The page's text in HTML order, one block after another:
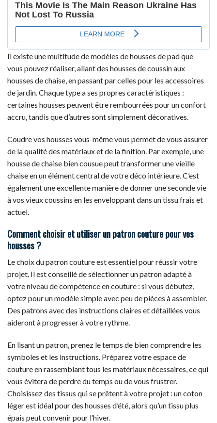
Il existe une multitude de modèles de housses de pad que
vous pouvez réaliser, allant des housses de coussin aux
housses de chaise, en passant par celles pour les accessoires
de jardin. Chaque type a ses propres caractéristiques :
certaines housses peuvent être rembourrées pour un confort
accru, tandis que d’autres sont simplement décoratives.
Coudre vos housses vous-même vous permet de vous assurer
de la qualité des matériaux et de la finition. Par exemple, une
housse de chaise bien cousue peut transformer une vieille
chaise en un élément central de votre déco intérieure. C’est
également une excellente manière de donner une seconde vie
à vos vieux coussins en les enveloppant dans un tissu frais et
actuel.
Comment choisir et utiliser un patron couture pour vos
housses ?
Le choix du patron couture est essentiel pour réussir votre
projet. Il est conseillé de sélectionner un patron adapté à
votre niveau de compétence en couture : si vous débutez,
optez pour un modèle simple avec peu de pièces à assembler.
Des patrons avec des instructions claires et détaillées vous
aideront à progresser à votre rythme.
En lisant un patron, prenez le temps de bien comprendre les
symboles et les instructions. Préparez votre espace de
couture en rassemblant tous les matériaux nécessaires, ce qui
vous évitera de perdre du temps ou de vous frustrer.
Choisissez des tissus qui se prêtent à votre projet : un coton
léger est idéal pour des housses d’été, alors qu’un tissu plus
épais peut convenir pour l’hiver.